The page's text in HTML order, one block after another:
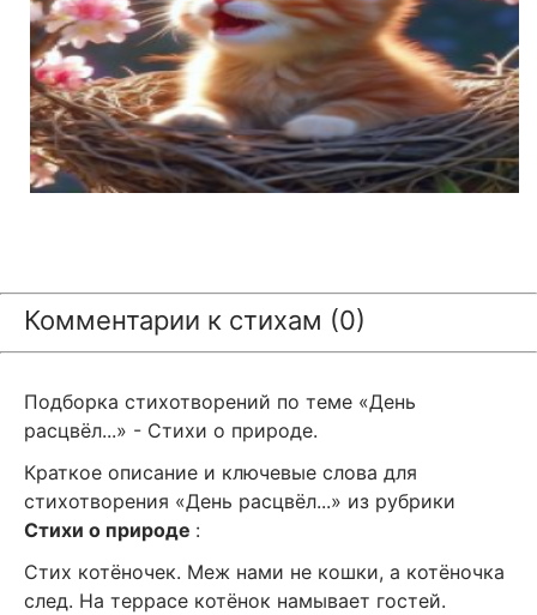
Комментарии к стихам (0)
Подборка стихотворений по теме «День
расцвёл...» - Стихи о природе.
Краткое описание и ключевые слова для
стихотворения «День расцвёл...» из рубрики
Стихи о природе :
Стих котёночек. Меж нами не кошки, а котёночка
след. На террасе котёнок намывает гостей.